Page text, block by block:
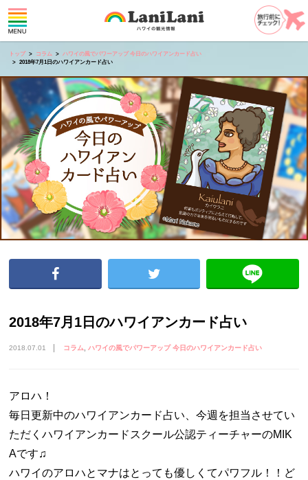
トップ コラム
ハワイの風でパワーアップ 今日のハワイアンカード占い
2018年7月1日のハワイアンカード占い
2018年7月1日のハワイアンカード占い
2018.07.01 コラム ハワイの風でパワーアップ 今日のハワイアンカード占い
アロハ！
毎日更新中のハワイアンカード占い、今週を担当させてい
ただくハワイアンカードスクール公認ティーチャーのMIK
Aです♫
ハワイのアロハとマナはとっても優しくてパワフル！！ど